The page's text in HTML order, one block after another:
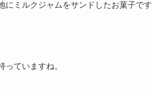
にミルクジャムをサンドしたお菓子です
ていますね。